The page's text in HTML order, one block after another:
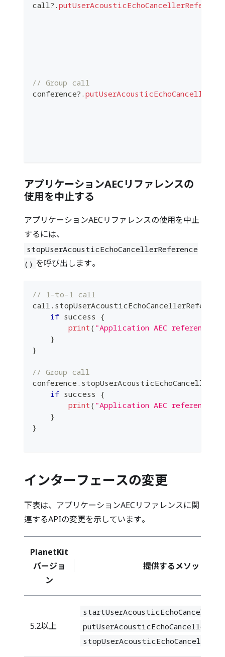
call? . putUserAcousticEchoCancellerReference
// Group call
conference? .
アプリケーションAECリファレンスの
使用を中止する
アプリケーションAECリファレンスの使用を中止
するには、
stopUserAcousticEchoCancellerReference
() を呼び出します。
// 1-to-1 call
call .
if success {
print ( "Application AEC reference
}
}
// Group call
conference .
if success {
print ( "Application AEC reference
}
}
インターフェースの変更
下表は、アプリケーションAECリファレンスに関
連するAPIの変更を示しています。
PlanetKit
バージョ
ン
提供するメソッド
5.2以上